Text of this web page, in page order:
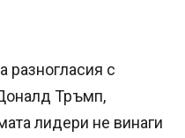
разногласия с
Тръмп,
лидери не винаги